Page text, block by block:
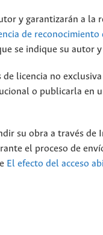
y garantizarán a
de
se indique su autor
licencia no
o publicarla en
su obra a través
el proceso de
El efecto del acceso